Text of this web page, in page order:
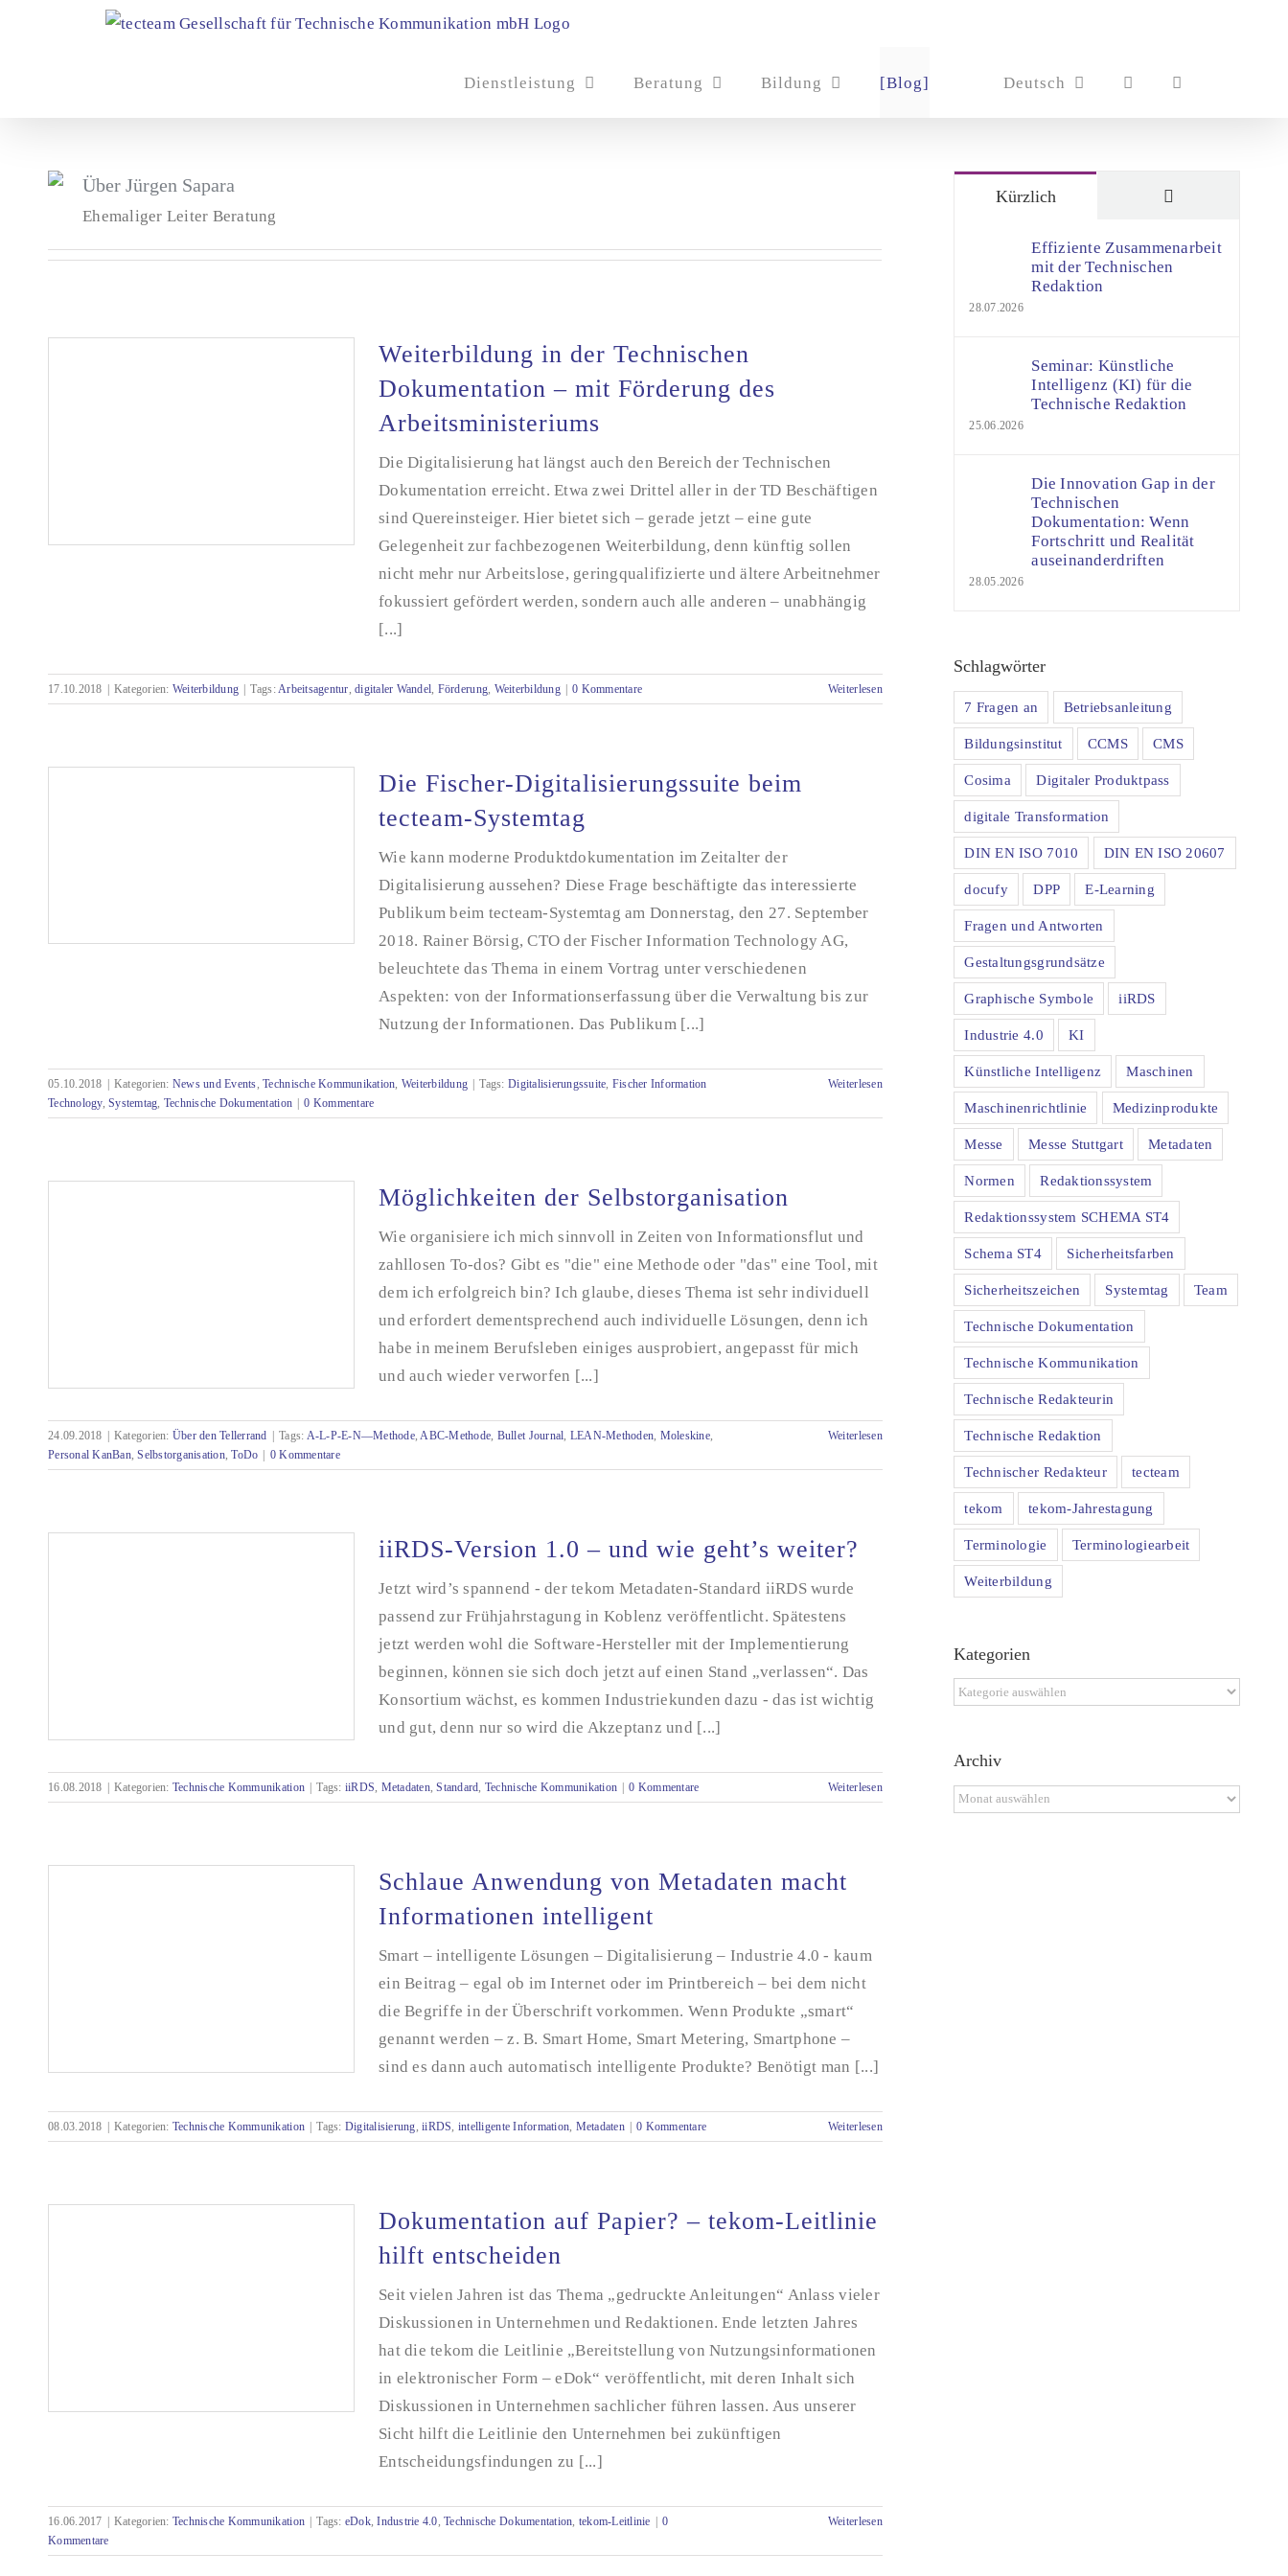
Dienstleistung Beratung Bildung [Blog] Deutsch
Über Jürgen Sapara
Ehemaliger Leiter Beratung
Arbeitsministeriums
Weiterbildung in der Technischen
Dokumentation – mit Förderung des
Arbeitsministeriums
Die Digitalisierung hat längst auch den Bereich der Technischen
Dokumentation erreicht. Etwa zwei Drittel aller in der TD Beschäftigen
sind Quereinsteiger. Hier bietet sich – gerade jetzt – eine gute
Gelegenheit zur fachbezogenen Weiterbildung, denn künftig sollen
nicht mehr nur Arbeitslose, geringqualifizierte und ältere Arbeitnehmer
fokussiert gefördert werden, sondern auch alle anderen – unabhängig
[...]
17.10.2018 Kategorien: Weiterbildung Tags:Arbeitsagentur,digitaler Wandel, Förderung, Weiterbildung 0 Kommentare Weiterlesen
Die Fischer-Digitalisierungssuite beim
tecteam-Systemtag
Wie kann moderne Produktdokumentation im Zeitalter der
Digitalisierung aussehen? Diese Frage beschäftigte das interessierte
Publikum beim tecteam-Systemtag am Donnerstag, den 27. September
2018. Rainer Börsig, CTO der Fischer Information Technology AG,
beleuchtete das Thema in einem Vortrag unter verschiedenen
Aspekten: von der Informationserfassung über die Verwaltung bis zur
Nutzung der Informationen. Das Publikum [...]
05.10.2018 Kategorien: News und Events,Technische Kommunikation, Weiterbildung Tags: Digitalisierungssuite, Fischer Information
Technology,Systemtag, Technische Dokumentation 0 Kommentare
Weiterlesen
Möglichkeiten der Selbstorganisation
Wie organisiere ich mich sinnvoll in Zeiten von Informationsflut und
zahllosen To-dos? Gibt es "die" eine Methode oder "das" eine Tool, mit
dem ich erfolgreich bin? Ich glaube, dieses Thema ist sehr individuell
und erfordert dementsprechend auch individuelle Lösungen, denn ich
habe in meinem Berufsleben einiges ausprobiert, angepasst für mich
und auch wieder verworfen [...]
24.09.2018 Kategorien: Über den Tellerrand Tags: A-L-P-E-N—Methode,ABC-Methode, Bullet Journal, LEAN-Methoden, Moleskine,
Personal KanBan,Selbstorganisation,ToDo 0 Kommentare
Weiterlesen
iiRDS-Version 1.0 – und wie geht’s weiter?
Jetzt wird’s spannend - der tekom Metadaten-Standard iiRDS wurde
passend zur Frühjahrstagung in Koblenz veröffentlicht. Spätestens
jetzt werden wohl die Software-Hersteller mit der Implementierung
beginnen, können sie sich doch jetzt auf einen Stand „verlassen“. Das
Konsortium wächst, es kommen Industriekunden dazu - das ist wichtig
und gut, denn nur so wird die Akzeptanz und [...]
16.08.2018 Kategorien: Technische Kommunikation Tags: iiRDS, Metadaten,Standard, Technische Kommunikation 0 Kommentare Weiterlesen
Schlaue Anwendung von Metadaten macht
Informationen intelligent
Smart – intelligente Lösungen – Digitalisierung – Industrie 4.0 - kaum
ein Beitrag – egal ob im Internet oder im Printbereich – bei dem nicht
die Begriffe in der Überschrift vorkommen. Wenn Produkte „smart“
genannt werden – z. B. Smart Home, Smart Metering, Smartphone –
sind es dann auch automatisch intelligente Produkte? Benötigt man [...]
08.03.2018 Kategorien: Technische Kommunikation Tags: Digitalisierung,iiRDS, intelligente Information, Metadaten 0 Kommentare Weiterlesen
Dokumentation auf Papier? – tekom-Leitlinie
hilft entscheiden
Dokumentation auf Papier? – tekom-Leitlinie
hilft entscheiden
Seit vielen Jahren ist das Thema „gedruckte Anleitungen“ Anlass vieler
Diskussionen in Unternehmen und Redaktionen. Ende letzten Jahres
hat die tekom die Leitlinie „Bereitstellung von Nutzungsinformationen
in elektronischer Form – eDok“ veröffentlicht, mit deren Inhalt sich
Diskussionen in Unternehmen sachlicher führen lassen. Aus unserer
Sicht hilft die Leitlinie den Unternehmen bei zukünftigen
Entscheidungsfindungen zu [...]
16.06.2017 Kategorien: Technische Kommunikation Tags: eDok,Industrie 4.0,Technische Dokumentation, tekom-Leitlinie
0
Kommentare
Weiterlesen
Kürzlich
Effiziente Zusammenarbeit
mit der Technischen
Redaktion
28.07.2026
Seminar: Künstliche
Intelligenz (KI) für die
Technische Redaktion
25.06.2026
Die Innovation Gap in der
Technischen
Dokumentation: Wenn
Fortschritt und Realität
auseinanderdriften
28.05.2026
Schlagwörter
7 Fragen an Betriebsanleitung
Bildungsinstitut CCMS CMS
Cosima Digitaler Produktpass
digitale Transformation
DIN EN ISO 7010 DIN EN ISO 20607
docufy DPP E-Learning
Fragen und Antworten
Gestaltungsgrundsätze
Graphische Symbole iiRDS
Industrie 4.0 KI
Künstliche Intelligenz Maschinen
Maschinenrichtlinie Medizinprodukte
Messe Messe Stuttgart Metadaten
Normen Redaktionssystem
Redaktionssystem SCHEMA ST4
Schema ST4 Sicherheitsfarben
Sicherheitszeichen Systemtag Team
Technische Dokumentation
Technische Kommunikation
Technische Redakteurin
Technische Redaktion
Technischer Redakteur tecteam
tekom tekom-Jahrestagung
Terminologie Terminologiearbeit
Weiterbildung
Kategorien
Kategorien
Archiv
Archiv